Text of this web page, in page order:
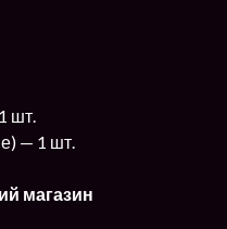
шт.
— 1 шт.
магазин